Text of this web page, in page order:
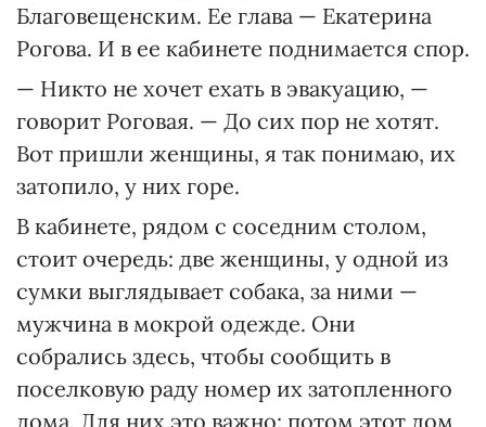
Благовещенским. Ее глава — Екатерина
Рогова. И в ее кабинете поднимается спор.
— Никто не хочет ехать в эвакуацию, —
говорит Роговая. — До сих пор не хотят.
Вот пришли женщины, я так понимаю, их
затопило, у них горе.
В кабинете, рядом с соседним столом,
стоит очередь: две женщины, у одной из
сумки выглядывает собака, за ними —
мужчина в мокрой одежде. Они
собрались здесь, чтобы сообщить в
поселковую раду номер их затопленного
дома. Для них это важно: потом этот дом